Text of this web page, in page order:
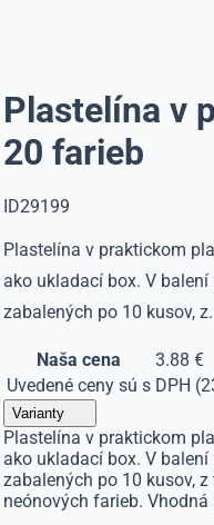
Plastelína v
20 farieb
ID29199
Plastelína v praktickom
ako ukladací box. V
zabalených po 10 kusov,
Naša cena
3.88 €
Uvedené ceny sú s DPH
Varianty
Plastelína v praktickom
ako ukladací box. V
zabalených po 10 kusov,
neónových farieb. Vhodná